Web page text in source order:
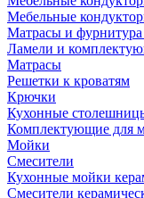
Мебельные
Матрасы и фурнитура
Ламели и
Матрасы
Решетки к кроватям
Крючки
Кухонные
Комплектующие для
Мойки
Смесители
Кухонные мойки
Смесители